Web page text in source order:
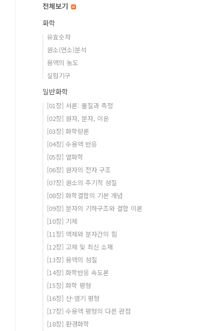
전체보기
화학
유효숫자
원소(연소)분석
용액의 농도
실험기구
일반화학
[01장] 서론: 물질과 측정
[02장] 원자, 분자, 이온
[03장] 화학량론
[04장] 수용액 반응
[05장] 열화학
[06장] 원자의 전자 구조
[07장] 원소의 주기적 성질
[08장] 화학결합의 기본 개념
[09장] 분자의 기하구조와 결합 이론
[10장] 기체
[11장] 액체와 분자간의 힘
[12장] 고체 및 최신 소재
[13장] 용액의 성질
[14장] 화학반응 속도론
[15장] 화학 평형
[16장] 산-염기 평형
[17장] 수용액 평형의 다른 관점
[18장] 환경화학